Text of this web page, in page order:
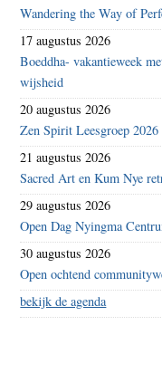
Wandering the Way of
17 augustus 2026
Boeddha- vakantieweek
wijsheid
20 augustus 2026
Zen Spirit Leesgroep
21 augustus 2026
Sacred Art en Kum Nye
29 augustus 2026
Open Dag Nyingma
30 augustus 2026
Open ochtend
bekijk de agenda